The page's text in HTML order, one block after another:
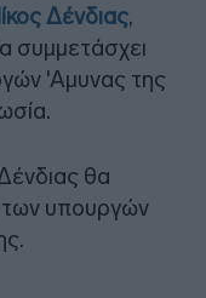
Δένδιας,
συμμετάσχει
'Αμυνας της
θα
των υπουργών